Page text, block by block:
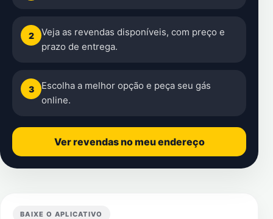
2
Veja as revendas disponíveis, com preço e
prazo de entrega.
3
Escolha a melhor opção e peça seu gás
online.
Ver revendas no meu endereço
BAIXE O APLICATIVO